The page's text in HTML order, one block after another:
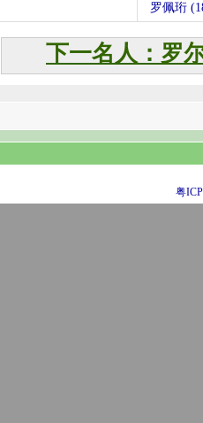
罗佩珩
下一名人：罗
粤